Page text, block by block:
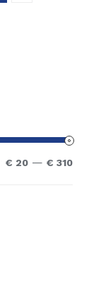
€ 20 — € 310